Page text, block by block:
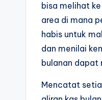
bisa melihat
area di mana
habis untuk
dan menilai
bulanan dapat
Mencatat